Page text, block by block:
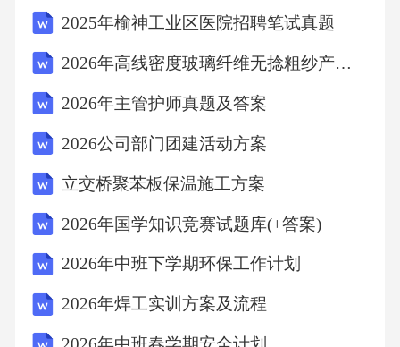
容仅为框架性介绍，具体的操作细节和标准可
能因地区和行业差异而有所不同，餐饮场所应
范。好的，2026年餐厅餐具消毒流程管理规范
标准的文章，您可以按照以下结构和内容来编
写：一、引言简要介绍餐具消毒在餐厅卫生管
理中的重要性，以及制定该规范的必要性和目
的。强调规范操作对于保障顾客健康、提升餐
厅声誉及持续经营的重要性。二、规范目的与
适用范围1.明确本规范的目的：指导餐厅进行餐
具消毒工作，确保餐具清洁卫生，符合卫生标
2025年榆神工业区医院招聘笔试真题
2026年高线密度玻璃纤维无捻粗纱产业创新战略报告
2026年主管护师真题及答案
2026公司部门团建活动方案
立交桥聚苯板保温施工方案
2026年国学知识竞赛试题库(+答案)
2026年中班下学期环保工作计划
2026年焊工实训方案及流程